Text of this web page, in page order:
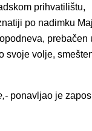
prihvatilištu,
po nadimku
prebačen
svoje volje,
ponavljao je